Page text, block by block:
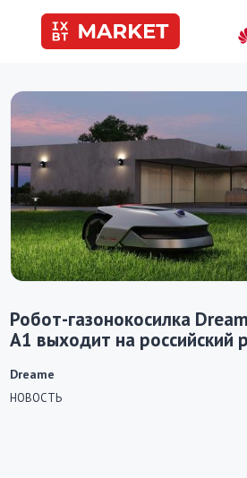
Робот-газонокосилка
A1 выходит на российский
НОВОСТЬ
Dreame